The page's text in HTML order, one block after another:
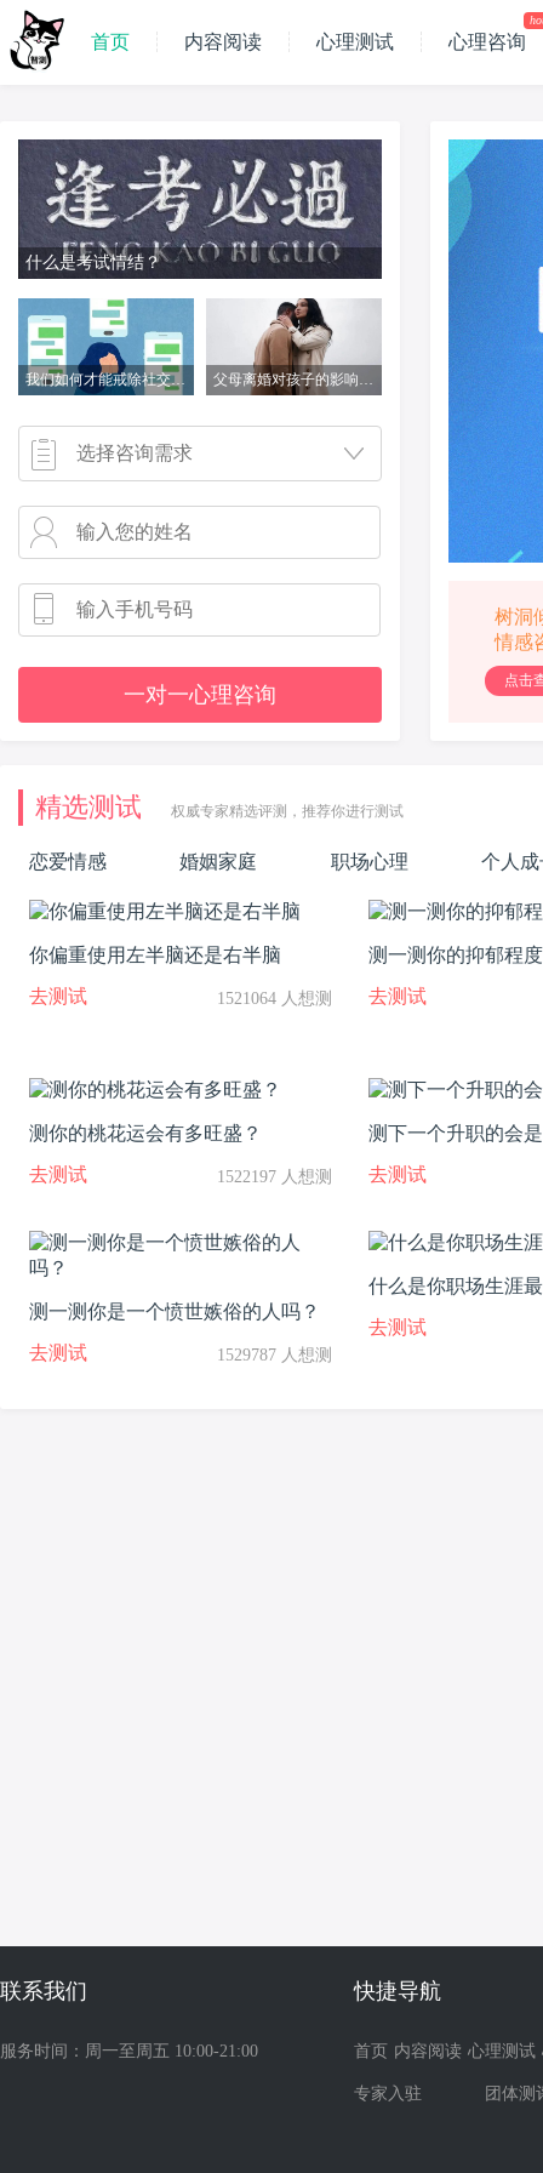
首页 内容阅读 心理测试 心理咨询
什么是考试情结？
我们如何才能戒除社交媒体成瘾 父母离婚对孩子的影响到底有多大
选择咨询需求
一对一心理咨询
树洞
情感
点击
精选测试 权威专家精选评测，推荐你进行测试
恋爱情感 婚姻家庭 职场心理 个人成
你偏重使用左半脑还是右半脑
去测试
1521064 人想测
测一测你的抑郁程度
去测试
测你的桃花运会有多旺盛？
去测试
1522197 人想测
测下一个升职的会
去测试
测一测你是一个愤世嫉俗的人吗？
去测试
1529787 人想测
什么是你职场生涯
去测试
联系我们
服务时间：周一至周五 10:00-21:00
快捷导航
首页 内容阅读 心理测试
专家入驻 团体测